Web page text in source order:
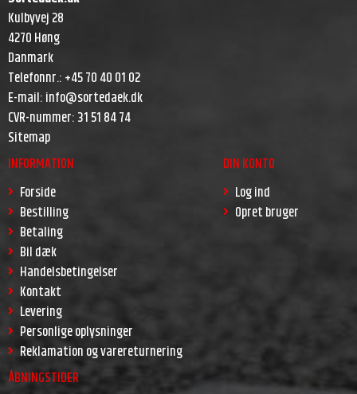
Kulbyvej 28
4270 Høng
Danmark
Telefonnr.:+45 70 40 01 02
E-mail:info@sortedaek.dk
CVR-nummer:31 51 84 74
Sitemap
INFORMATION
Forside
Bestilling
Betaling
Bil dæk
Handelsbetingelser
Kontakt
Levering
Personlige oplysninger
Reklamation og varereturnering
DIN KONTO
Log ind
Opret bruger
ÅBNINGSTIDER